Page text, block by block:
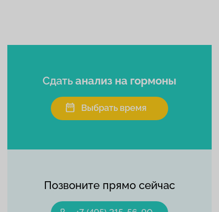
Позвоните прямо сейчас
Сдатьанализ на гормоны
Выбрать время